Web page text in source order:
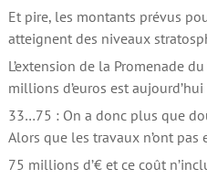
Et pire, les montants prévus
atteignent des niveaux
L’extension de la Promenade
millions d’euros est
33…75 : On a donc plus que
Alors que les travaux n’ont pas
75 millions d’€ et ce coût